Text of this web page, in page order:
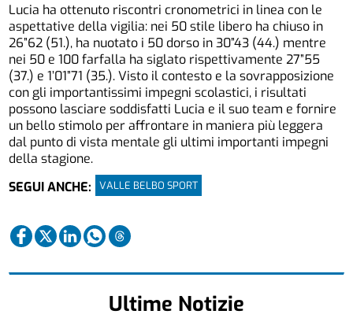
Lucia ha ottenuto riscontri cronometrici in linea con le
aspettative della vigilia: nei 50 stile libero ha chiuso in
26”62 (51.), ha nuotato i 50 dorso in 30”43 (44.) mentre
nei 50 e 100 farfalla ha siglato rispettivamente 27”55
(37.) e 1’01”71 (35.). Visto il contesto e la sovrapposizione
con gli importantissimi impegni scolastici, i risultati
possono lasciare soddisfatti Lucia e il suo team e fornire
un bello stimolo per affrontare in maniera più leggera
dal punto di vista mentale gli ultimi importanti impegni
della stagione.
SEGUI ANCHE:
VALLE BELBO SPORT
Ultime Notizie